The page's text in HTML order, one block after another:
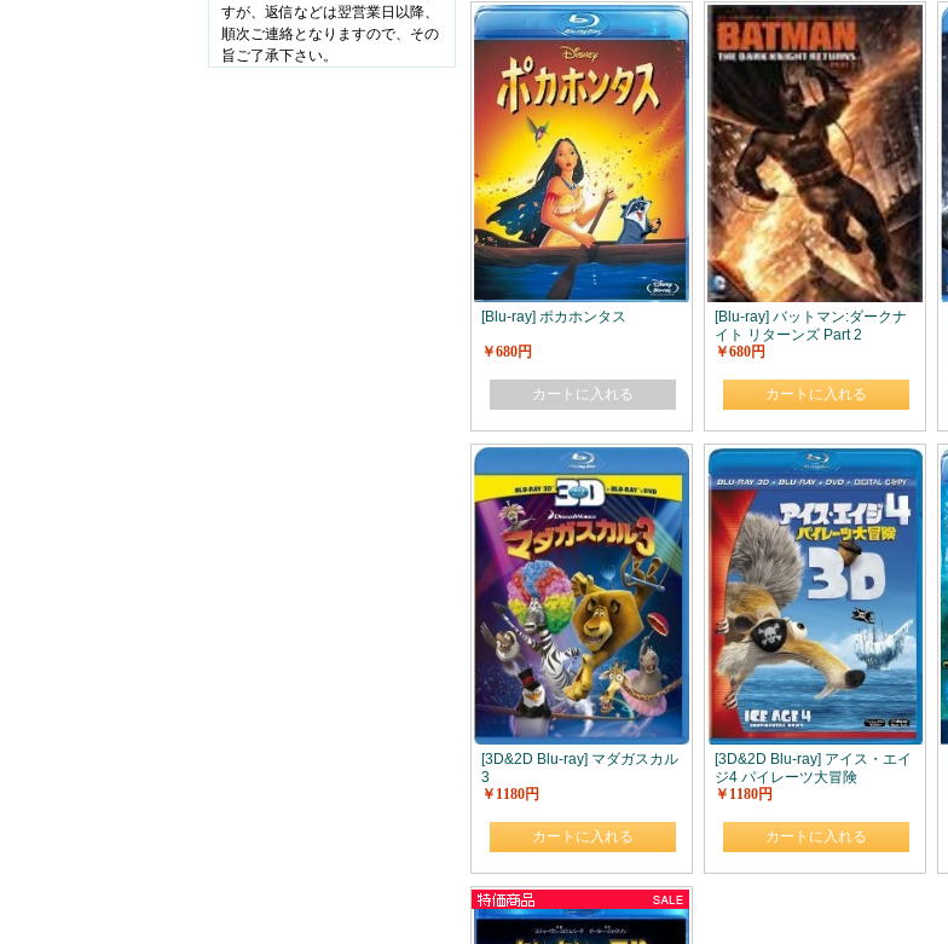
すが、返信などは翌営業日以降、
順次ご連絡となりますので、その
旨ご了承下さい。
[Blu-ray] ポカホンタス
￥680円
カートに入れる
[Blu-ray] バットマン:ダークナ
イト リターンズ Part 2
￥680円
カートに入れる
[3D&2D Blu-ray] マダガスカル
3
￥1180円
カートに入れる
[3D&2D Blu-ray] アイス・エイ
ジ4 パイレーツ大冒険
￥1180円
カートに入れる